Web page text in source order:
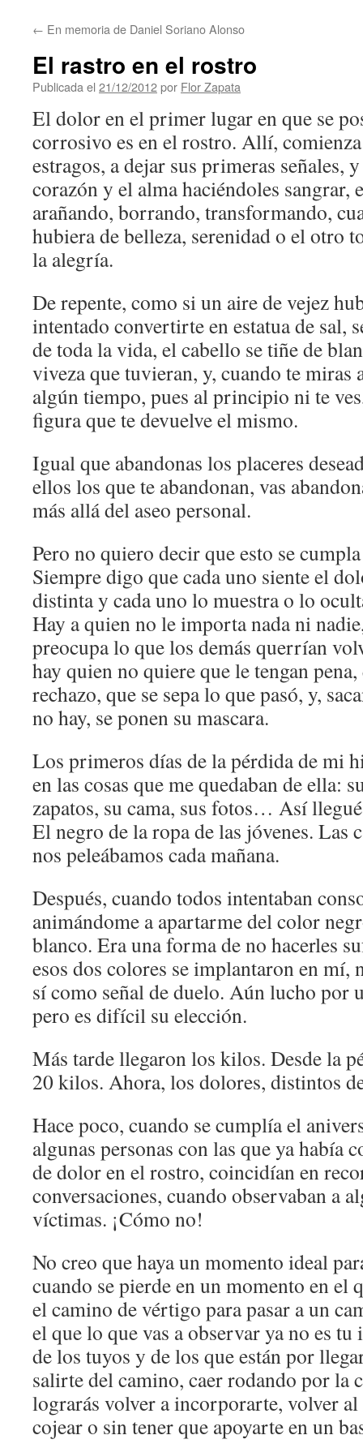
← En memoria de Daniel Soriano Alonso
El rastro en el rostro
Publicada el 21/12/2012por Flor Zapata
El dolor en el primer lugar en que se
corrosivo es en el rostro. Allí,
estragos, a dejar sus primeras señales,
corazón y el alma haciéndoles sangrar,
arañando, borrando, transformando,
hubiera de belleza, serenidad o el otro
la alegría.
De repente, como si un aire de vejez
intentado convertirte en estatua de sal,
de toda la vida, el cabello se tiñe de
viveza que tuvieran, y, cuando te miras
algún tiempo, pues al principio ni te
figura que te devuelve el mismo.
Igual que abandonas los placeres
ellos los que te abandonan, vas
más allá del aseo personal.
Pero no quiero decir que esto se
Siempre digo que cada uno siente el
distinta y cada uno lo muestra o lo
Hay a quien no le importa nada ni
preocupa lo que los demás querrían
hay quien no quiere que le tengan
rechazo, que se sepa lo que pasó, y,
no hay, se ponen su mascara.
Los primeros días de la pérdida de mi
en las cosas que me quedaban de ella:
zapatos, su cama, sus fotos… Así
El negro de la ropa de las jóvenes. Las
nos peleábamos cada mañana.
Después, cuando todos intentaban
animándome a apartarme del color
blanco. Era una forma de no hacerles
esos dos colores se implantaron en mí,
sí como señal de duelo. Aún lucho por
pero es difícil su elección.
Más tarde llegaron los kilos. Desde la
20 kilos. Ahora, los dolores, distintos
Hace poco, cuando se cumplía el
algunas personas con las que ya había
de dolor en el rostro, coincidían en
conversaciones, cuando observaban a
víctimas. ¡Cómo no!
No creo que haya un momento ideal
cuando se pierde en un momento en el
el camino de vértigo para pasar a un
el que lo que vas a observar ya no es
de los tuyos y de los que están por
salirte del camino, caer rodando por la
lograrás volver a incorporarte, volver
cojear o sin tener que apoyarte en un